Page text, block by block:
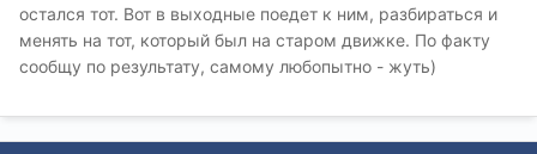
остался тот. Вот в выходные поедет к ним, разбираться и
менять на тот, который был на старом движке. По факту
сообщу по результату, самому любопытно - жуть)